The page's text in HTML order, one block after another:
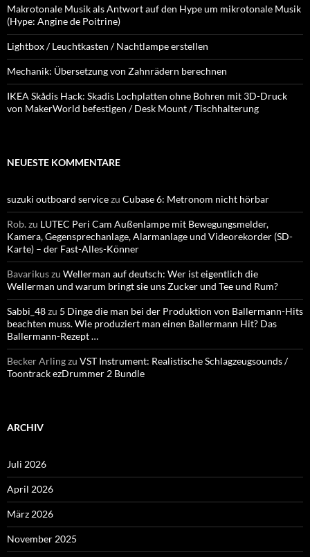
Makrotonale Musik als Antwort auf den Hype um mikrotonale Musik
(Hype: Angine de Poitrine)
Lightbox / Leuchtkasten / Nachtlampe erstellen
Mechanik: Übersetzung von Zahnrädern berechnen
IKEA Skådis Hack: Skadis Lochplatten ohne Bohren mit 3D-Druck
von MakerWorld befestigen / Desk Mount / Tischhalterung
NEUESTE KOMMENTARE
suzuki outboard servicezu Cubase 6: Metronom nicht hörbar
Rob.zu LUTEC Peri Cam Außenlampe mit Bewegungsmelder,
Kamera, Gegensprechanlage, Alarmanlage und Videorekorder (SD-
Karte) – der Fast-Alles-Könner
Bavarikuszu Wellerman auf deutsch: Wer ist eigentlich die
Wellerman und warum bringt sie uns Zucker und Tee und Rum?
Sabbi_48zu 5 Dinge die man bei der Produktion von Ballermann-Hits
beachten muss. Wie produziert man einen Ballermann Hit? Das
Ballermann-Rezept …
Becker Arlingzu VST Instrument: Realistische Schlagzeugsounds /
Toontrack ezDrummer 2 Bundle
ARCHIV
Juli 2026
April 2026
März 2026
November 2025